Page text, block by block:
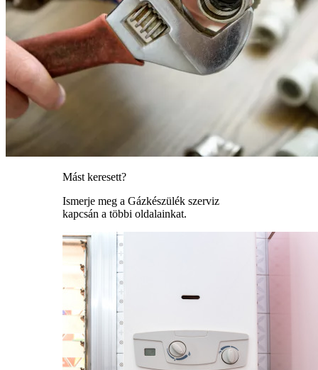
Mást keresett?
Ismerje meg a Gázkészülék szerviz
kapcsán a többi oldalainkat.